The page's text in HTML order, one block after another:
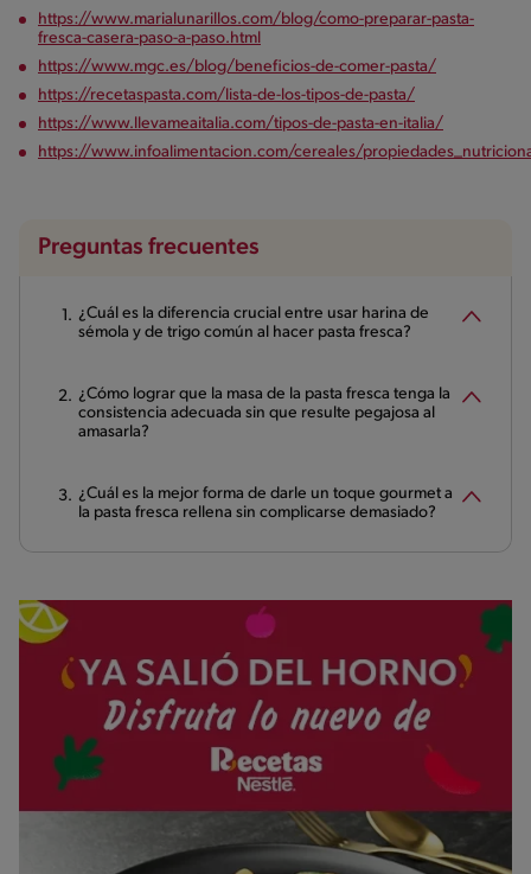
https://www.marialunarillos.com/blog/como-preparar-pasta-
fresca-casera-paso-a-paso.html
https://www.mgc.es/blog/beneficios-de-comer-pasta/
https://recetaspasta.com/lista-de-los-tipos-de-pasta/
https://www.llevameaitalia.com/tipos-de-pasta-en-italia/
https://www.infoalimentacion.com/cereales/
Preguntas frecuentes
¿Cuál es la diferencia crucial entre usar harina de
sémola y de trigo común al hacer pasta fresca?
¿Cómo lograr que la masa de la pasta fresca tenga la
consistencia adecuada sin que resulte pegajosa al
amasarla?
¿Cuál es la mejor forma de darle un toque gourmet a
la pasta fresca rellena sin complicarse demasiado?